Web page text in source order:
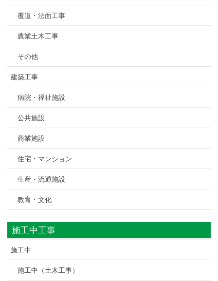
覆道・法面工事
農業土木工事
その他
建築工事
病院・福祉施設
公共施設
商業施設
住宅・マンション
生産・流通施設
教育・文化
施工中工事
施工中
施工中（土木工事）